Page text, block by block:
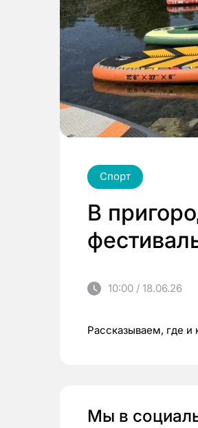
Спорт
В
10:00 / 18.06.26
Рассказываем, где и
Мы в